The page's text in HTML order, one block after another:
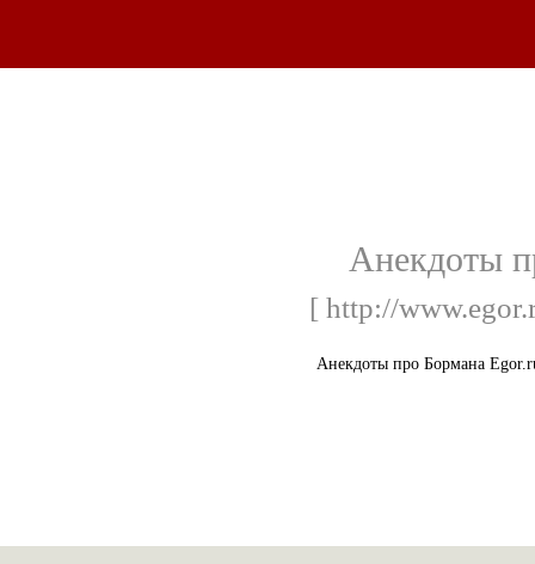
Анекдоты
[ http://
Анекдоты про Бормана